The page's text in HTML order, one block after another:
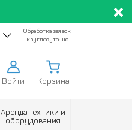
Обработка заявок
круглосуточно
Войти Корзина
Аренда техники и
оборудования